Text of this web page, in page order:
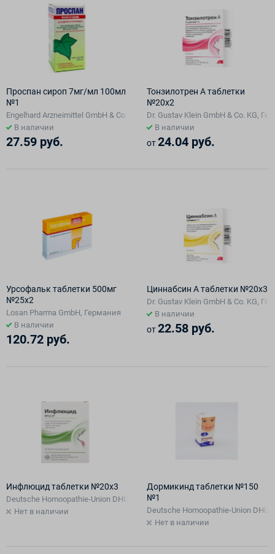
Проспан сироп 7мг/мл 100мл
№1
Engelhard Arzneimittel GmbH & Co. KG, Германия, Германия
В наличии
27.59 руб.
Тонзилотрен А таблетки
№20х2
Dr. Gustav Klein GmbH & Co. KG,
В наличии
от24.04 руб.
Урсофальк таблетки 500мг
№25х2
Losan Pharma GmbH, Германия
В наличии
120.72 руб.
Циннабсин А таблетки №20х3
Dr. Gustav Klein GmbH & Co. KG,
В наличии
от22.58 руб.
Инфлюцид таблетки №20х3
Deutsche Homoopathie-Union DHU-Arzneimittel GmbH & Co. KG.,
Нет в наличии
Дормикинд таблетки №150
№1
Deutsche Homoopathie-Union
Нет в наличии